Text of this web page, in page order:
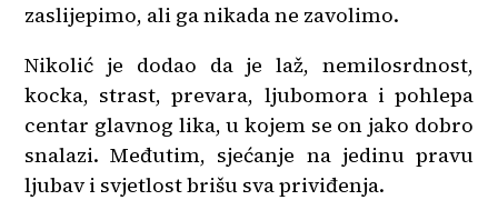
zaslijepimo, ali ga nikada ne zavolimo.
Nikolić je dodao da je laž, nemilosrdnost,
kocka, strast, prevara, ljubomora i pohlepa
centar glavnog lika, u kojem se on jako dobro
snalazi. Međutim, sjećanje na jedinu pravu
ljubav i svjetlost brišu sva priviđenja.